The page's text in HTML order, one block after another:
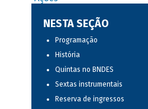
NESTA SEÇÃO
Programação
História
Quintas no BNDES
Sextas instrumentais
Reserva de ingressos